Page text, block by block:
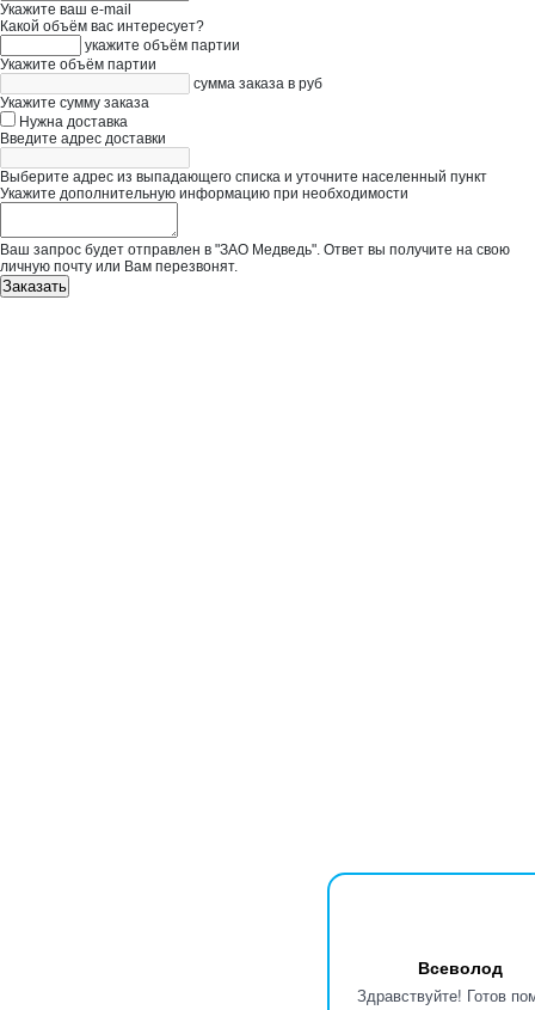
Всеволод
Здравствуйте! Готов
Укажите ваш e-mail
Какой объём вас интересует?
укажите объём партии
Укажите объём партии
сумма заказа в руб
Укажите сумму заказа
Нужна доставка
Введите адрес доставки
Выберите адрес из выпадающего списка и уточните населенный пункт
Укажите дополнительную информацию при необходимости
Ваш запрос будет отправлен в "ЗАО Медведь". Ответ вы получите на свою
личную почту или Вам перезвонят.
Заказать